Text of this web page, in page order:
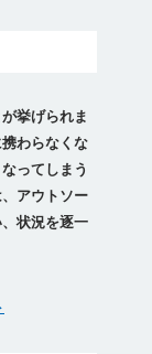
挙げられま
わらなくな
ってしまう
アウトソー
状況を逐一